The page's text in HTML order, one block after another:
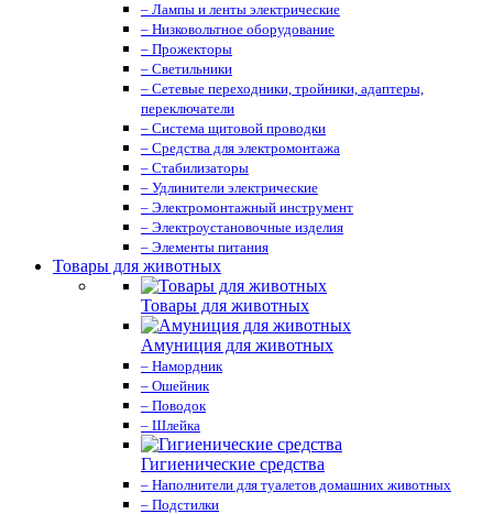
– Лампы и ленты электрические
– Низковольтное оборудование
– Прожекторы
– Светильники
– Сетевые переходники, тройники, адаптеры,
переключатели
– Система щитовой проводки
– Средства для электромонтажа
– Стабилизаторы
– Удлинители электрические
– Электромонтажный инструмент
– Электроустановочные изделия
– Элементы питания
Товары для животных
Товары для животных
Амуниция для животных
– Намордник
– Ошейник
– Поводок
– Шлейка
Гигиенические средства
– Наполнители для туалетов домашних животных
– Подстилки